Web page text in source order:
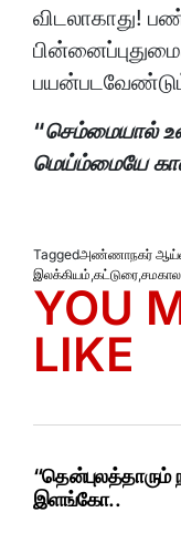
விடலாகாது!
“செம்மையால்
மெய்ம்மையே
Taggedஅண்ணாநகர்
இலக்கியம் கட்டுரை சமகால
YOU
LIKE
“தென்புலத்தாரும்
இளங்கோ..